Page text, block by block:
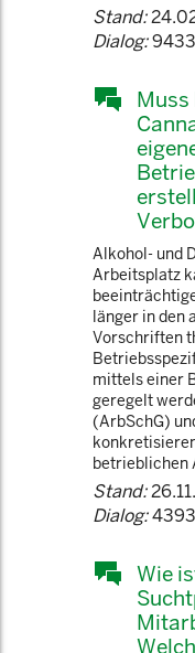
Stand:
Dialog:9433
Muss
Alkohol- und
Arbeitsplatz
länger in den
Vorschriften
mittels einer
geregelt
(ArbSchG)
betrieblichen
Stand:
Dialog:
Wie